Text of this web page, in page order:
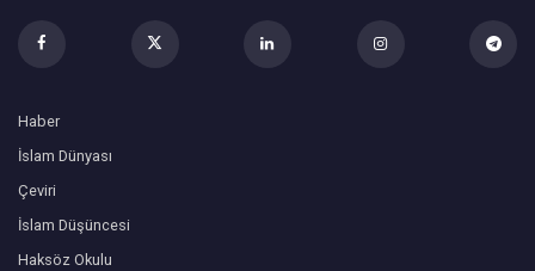
Haber
İslam Dünyası
Çeviri
İslam Düşüncesi
Haksöz Okulu